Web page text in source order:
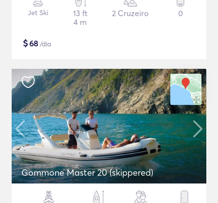
Jet Ski
13 ft
4 m
2 Cruzeiro 0
$68 /dia
Gommone Master 20 (skippered)